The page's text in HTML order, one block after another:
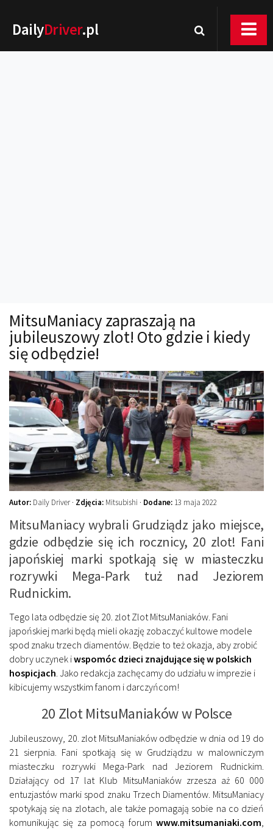
DailyDriver.pl
Technika jazdy
Oświetlenie
Kalkulatory
Przelicznik mocy
Auto z niemiec
Galerie
MitsuManiacy zapraszają na
jubileuszowy zlot! Oto gdzie i kiedy
się odbędzie!
Autor: Daily Driver · Zdjęcia: Mitsubishi · Dodane: 13 maja 2022
MitsuManiacy wybrali Grudziądz jako miejsce,
gdzie odbędzie się ich rocznicy, 20 zlot! Fani
japońskiej marki spotkają się w miasteczku
rozrywki Mega-Park tuż nad Jeziorem
Rudnickim.
Tego lata odbędzie się 20. zlot Zlot MitsuManiaków. Fani
japońskiej marki będą mieli okazję zobaczyć kultowe modele
spod znaku trzech diamentów. Będzie to też okazja, aby zrobić
dobry uczynek iwspomóc dzieci znajdujące się w polskich
hospicjach . Jako redakcja zachęcamy do udziału w imprezie i
kibicujemy wszystkim fanom i darczyńcom!
20 Zlot MitsuManiaków w Polsce
Jubileuszowy, 20. zlot MitsuManiaków odbędzie w dnia od 19 do
21 sierpnia. Fani spotkają się w Grudziądzu w malowniczym
miasteczku rozrywki Mega-Park nad Jeziorem Rudnickim.
Działający od 17 lat Klub MitsuManiaków zrzesza aż 60 000
entuzjastów marki spod znaku Trzech Diamentów. MitsuManiacy
spotykają się na zlotach, ale także pomagają sobie na co dzień
komunikując się za pomocą forum www.mitsumaniaki.com